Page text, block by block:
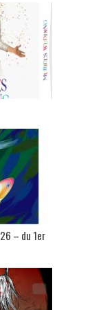
– du 1er